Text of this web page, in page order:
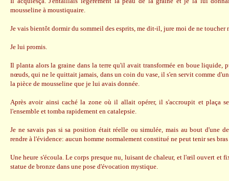
mousseline à moustiquaire.
Je vais bientôt dormir du sommeil des esprits, me dit-il, jure moi de ne toucher
Je lui promis.
Il planta alors la graine dans la terre qu'il avait transformée en boue liquide,
nœuds, qui ne le quittait jamais, dans un coin du vase, il s'en servit comme
la pièce de mousseline que je lui avais donnée.
Après avoir ainsi caché la zone où il allait opérer, il s'accroupit et plaça
l'ensemble et tomba rapidement en catalepsie.
Je ne savais pas si sa position était réelle ou simulée, mais au bout d'une
rendre à l'évidence: aucun homme normalement constitué ne peut tenir ses
Une heure s'écoula. Le corps presque nu, luisant de chaleur, et l'œil ouvert et
statue de bronze dans une pose d'évocation mystique.